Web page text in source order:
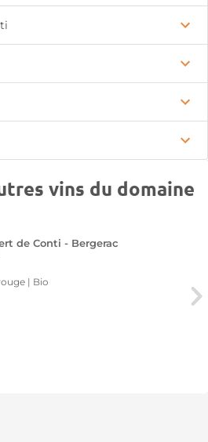
vins du domaine
de Conti - Bergerac
| Bio